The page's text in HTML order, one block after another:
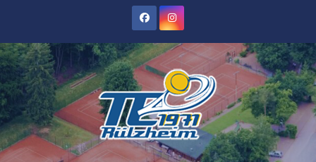
springen